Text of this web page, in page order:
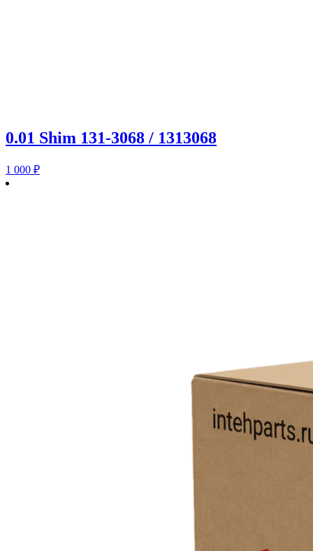
0.01 Shim 131-3068 / 1313068
1 000 ₽